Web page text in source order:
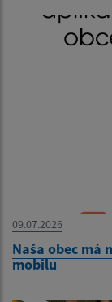
09.07.2026
Naša obec má
mobilu